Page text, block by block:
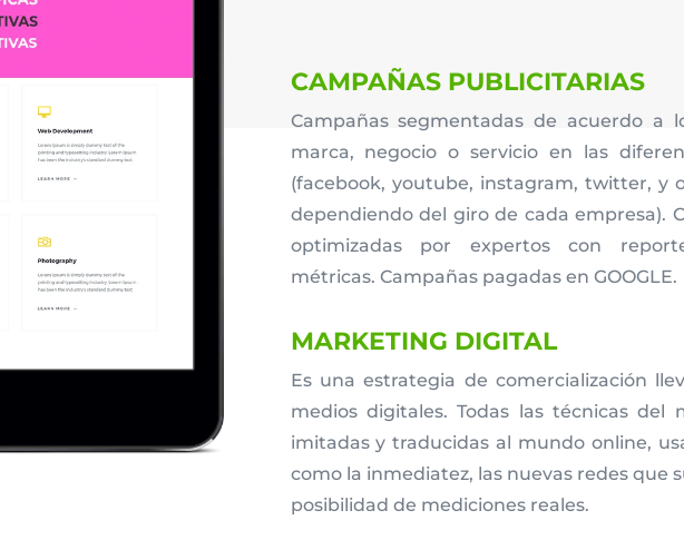
CAMPAÑAS PUBLICITARIAS
Campañas segmentadas de acuerdo a
marca, negocio o servicio en las
(facebook, youtube, instagram, twitter, y
dependiendo del giro de cada empresa).
optimizadas por expertos con
métricas. Campañas pagadas en GOOGLE.
MARKETING DIGITAL
Es una estrategia de comercialización
medios digitales. Todas las técnicas del
imitadas y traducidas al mundo online,
como la inmediatez, las nuevas redes que
posibilidad de mediciones reales.